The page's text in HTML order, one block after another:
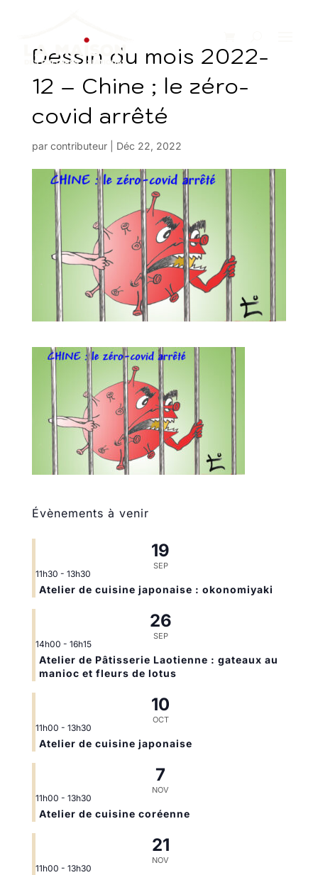
Dessin du mois 2022-
12 – Chine ; le zéro-
covid arrêté
par contributeur| Déc 22, 2022
Évènements à venir
19
SEP
11h30 - 13h30
Atelier de cuisine japonaise : okonomiyaki
26
SEP
14h00 - 16h15
Atelier de Pâtisserie Laotienne : gateaux au
manioc et fleurs de lotus
10
OCT
11h00 - 13h30
Atelier de cuisine japonaise
7
NOV
11h00 - 13h30
Atelier de cuisine coréenne
21
NOV
11h00 - 13h30